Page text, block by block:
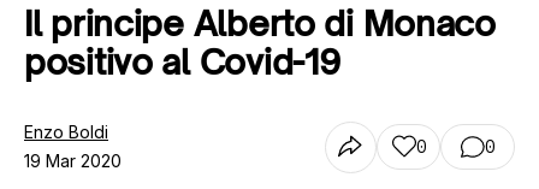
Tutti gli articoli
Chi siamo
Il principe Alberto di Monaco
positivo al Covid-19
Enzo Boldi
19 Mar 2020
0 0